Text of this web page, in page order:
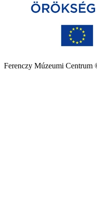
Ferenczy Múzeumi Centrum